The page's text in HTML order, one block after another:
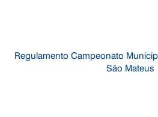
Regulamento Campeonato
São Mateus